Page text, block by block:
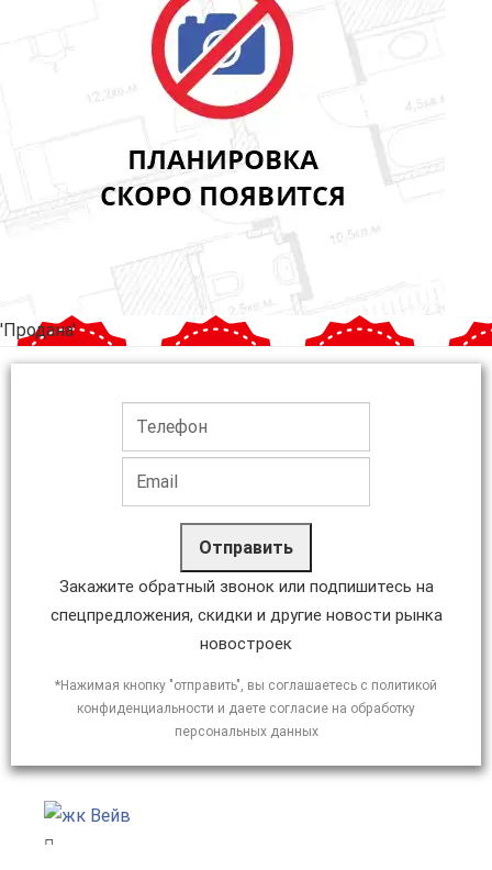
'Продана'
Отправить
Закажите обратный звонок или подпишитесь на
спецпредложения, скидки и другие новости рынка
новостроек
*Нажимая кнопку "отправить", вы соглашаетесь с политикой
конфиденциальности и даете согласие на обработку
персональных данных